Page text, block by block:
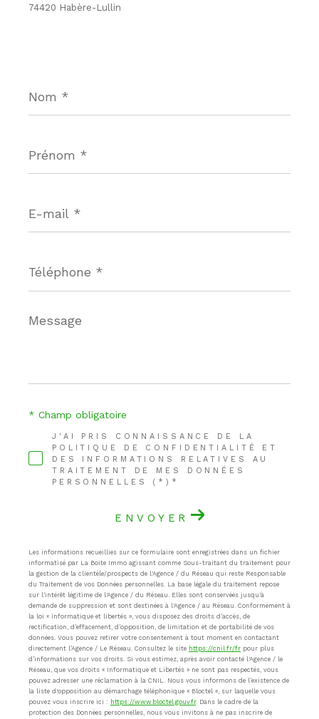
74420 Habère-Lullin
*
*
mail
*
*
Message
*
J'AI PRIS CONNAISSANCE DE LA
POLITIQUE DE CONFIDENTIALITÉ ET
DES INFORMATIONS RELATIVES AU
TRAITEMENT DE MES DONNÉES
PERSONNELLES (*)*
* Champ obligatoire
ENVOYER
Les informations recueillies sur ce formulaire sont enregistrées dans un fichier
informatisé par La Boite Immo agissant comme Sous-traitant du traitement pour
la gestion de la clientèle/prospects de l'Agence / du Réseau qui reste Responsable
du Traitement de vos Données personnelles. La base légale du traitement repose
sur l'intérêt légitime de l'Agence / du Réseau. Elles sont conservées jusqu'à
demande de suppression et sont destinées à l'Agence / au Réseau. Conformément à
la loi « informatique et libertés », vous disposez des droits d’accès, de
rectification, d’effacement, d’opposition, de limitation et de portabilité de vos
données. Vous pouvez retirer votre consentement à tout moment en contactant
directement l’Agence / Le Réseau. Consultez le site https://cnil.fr/fr pour plus
d’informations sur vos droits. Si vous estimez, après avoir contacté l'Agence / le
Réseau, que vos droits « Informatique et Libertés » ne sont pas respectés, vous
pouvez adresser une réclamation à la CNIL. Nous vous informons de l’existence de
la liste d'opposition au démarchage téléphonique « Bloctel », sur laquelle vous
pouvez vous inscrire ici : https://www.bloctel.gouv.fr. Dans le cadre de la
protection des Données personnelles, nous vous invitons à ne pas inscrire de